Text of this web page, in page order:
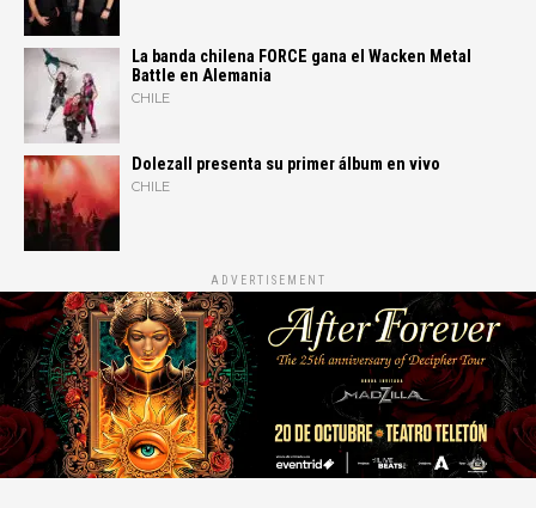
La banda chilena FORCE gana el Wacken Metal
Battle en Alemania
CHILE
Dolezall presenta su primer álbum en vivo
CHILE
ADVERTISEMENT